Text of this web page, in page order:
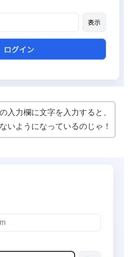
入力欄に文字を入力すると、
いようになっているのじゃ！